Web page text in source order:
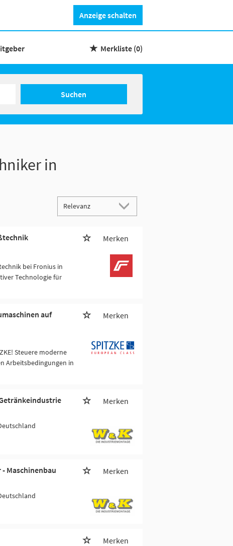
Anzeige schalten
Merkliste (0)
Suchen
in
Merken
bei Fronius in
Technologie für
auf
Merken
Steuere moderne
Arbeitsbedingungen in
Merken
Maschinenbau
Merken
Merken